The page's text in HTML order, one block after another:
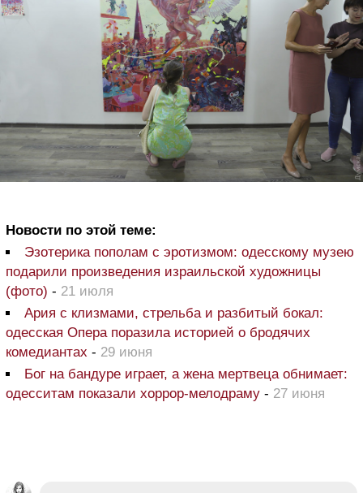
Новости по этой теме:
Эзотерика пополам с эротизмом: одесскому музею
подарили произведения израильской художницы
(фото) - 21 июля
Ария с клизмами, стрельба и разбитый бокал:
одесская Опера поразила историей о бродячих
комедиантах - 29 июня
Бог на бандуре играет, а жена мертвеца обнимает:
одесситам показали хоррор-мелодраму - 27 июня